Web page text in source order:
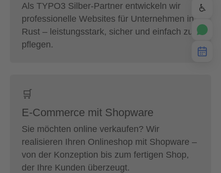
Als TYPO3 Silber-Partner entwickeln wir
professionelle Websites für Unternehmen in
Rust – leistungsstark, sicher und einfach zu
pflegen.
🛒
E-Commerce mit Shopware
Sie möchten online verkaufen? Wir
realisieren Ihren Onlineshop mit Shopware –
von der Konzeption bis zum fertigen Shop,
der Ihre Kunden überzeugt.
♿